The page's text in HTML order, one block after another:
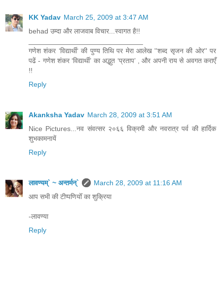
KK Yadav March 25, 2009 at 3:47 AM
behad उम्दा और लाजवाब विचार...स्वागत है!!
गणेश शंकर ‘विद्यार्थी‘ की पुण्य तिथि पर मेरा आलेख ''शब्द सृजन की ओर'' पर
पढें - गणेश शंकर ‘विद्यार्थी’ का अद्भुत ‘प्रताप’ , और अपनी राय से अवगत कराएँ
!!
Reply
Akanksha Yadav March 28, 2009 at 3:51 AM
Nice Pictures...नव संवत्सर २०६६ विक्रमी और नवरात्र पर्व की हार्दिक
शुभकामनायें
Reply
लावण्यम्` ~ अन्तर्मन्`
March 28, 2009 at 11:16 AM
आप सभी की टीप्पणियोँ का शुक्रिया
-लावण्या
Reply